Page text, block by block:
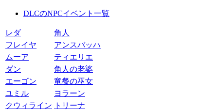
DLCのNPCイベント一覧
レダ
角人
フレイヤ
アンスバッハ
ムーア
ティエリエ
ダン
角人の老婆
エーゴン
竜餐の巫女
ユミル
ヨラーン
クウィライン
トリーナ